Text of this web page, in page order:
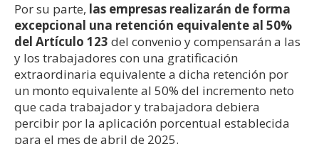
Por su parte, las empresas realizarán de forma
excepcional una retención equivalente al 50%
del Artículo 123 del convenio y compensarán a las
y los trabajadores con una gratificación
extraordinaria equivalente a dicha retención por
un monto equivalente al 50% del incremento neto
que cada trabajador y trabajadora debiera
percibir por la aplicación porcentual establecida
para el mes de abril de 2025.